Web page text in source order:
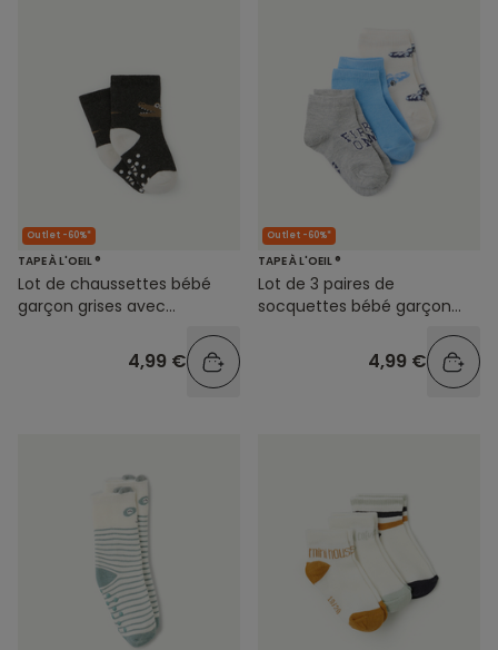
Outlet -60%*
TAPE À L'OEIL ®
Lot de chaussettes bébé
garçon grises avec
4,99 €
Outlet -60%*
TAPE À L'OEIL ®
Lot de 3 paires de
socquettes bébé garçon
4,99 €